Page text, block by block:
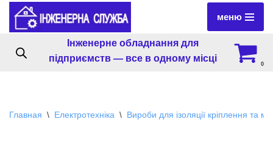
Перейти
содержимому
меню
Інженерне обладнання для
підприємств — все в одному місці
0
Главная \ Електротехніка \ Вироби для ізоляції кріплення та